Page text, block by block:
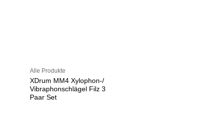
Alle Produkte
XDrum MM4 Xylophon-/
Vibraphonschlägel Filz 3
Paar Set